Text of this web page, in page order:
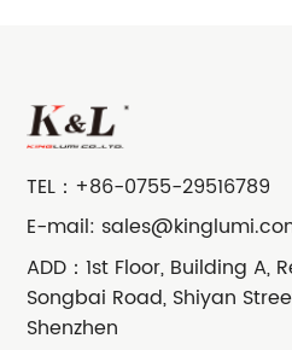
TEL： +86-0755-29516789
E-mail:
ADD：1st Floor, Building A,
Songbai Road, Shiyan
Shenzhen